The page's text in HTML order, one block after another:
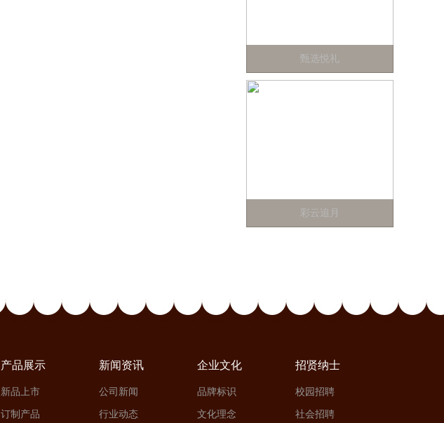
甄选悦礼
彩云追月
产品展示
新品上市
订制产品
新闻资讯
公司新闻
行业动态
企业文化
品牌标识
文化理念
招贤纳士
校园招聘
社会招聘